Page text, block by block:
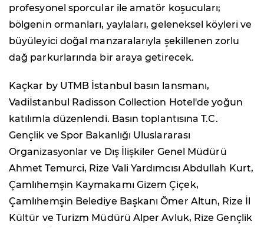
profesyonel sporcular ile amatör koşucuları;
bölgenin ormanları, yaylaları, geleneksel köyleri ve
büyüleyici doğal manzaralarıyla şekillenen zorlu
dağ parkurlarında bir araya getirecek.
Kaçkar by UTMB İstanbul basın lansmanı,
Vadiİstanbul Radisson Collection Hotel'de yoğun
katılımla düzenlendi. Basın toplantısına T.C.
Gençlik ve Spor Bakanlığı Uluslararası
Organizasyonlar ve Dış İlişkiler Genel Müdürü
Ahmet Temurci, Rize Vali Yardımcısı Abdullah Kurt,
Çamlıhemşin Kaymakamı Gizem Çiçek,
Çamlıhemşin Belediye Başkanı Ömer Altun, Rize İl
Kültür ve Turizm Müdürü Alper Avluk, Rize Gençlik